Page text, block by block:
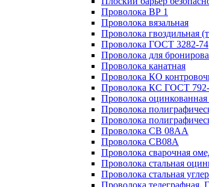
Проволока ВР 1
Проволока вязальная
Проволока гвоздильная
Проволока ГОСТ 3282-74
Проволока для
Проволока канатная
Проволока КО
Проволока КС ГОСТ
Проволока оцинкованная
Проволока
Проволока
Проволока СВ 08АА
Проволока СВ08А
Проволока сварочная
Проволока стальная
Проволока стальная
Проволока телеграфная,